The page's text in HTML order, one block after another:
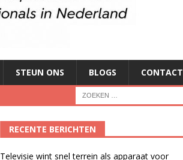
STEUN ONS BLOGS CONTACT
RECENTE BERICHTEN
Televisie wint snel terrein als apparaat voor